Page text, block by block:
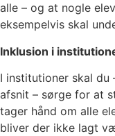
alle – og at nogle
eksempelvis skal
Inklusion i
I institutioner skal du
afsnit – sørge for at
tager hånd om alle
bliver der ikke lagt